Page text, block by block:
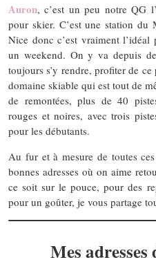
Auron, c’est un peu notre QG
pour skier. C’est une station du
Nice donc c’est vraiment
un weekend. On y va depuis
toujours s’y rendre, profiter de
domaine skiable qui est tout de
de remontées, plus de 40
rouges et noires, avec trois
pour les débutants.
Au fur et à mesure de toutes
bonnes adresses où on aime
ce soit sur le pouce, pour des
pour un goûter, je vous partage
Mes